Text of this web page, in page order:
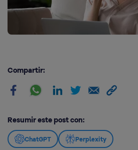
Compartir:
Resumir este post con:
ChatGPT Perplexity